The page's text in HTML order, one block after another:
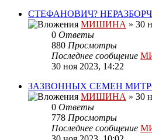
СТЕФАНОВИЧ?
МИШИНА » 30
0 Ответы
880 Просмотры
Последнее сообщение
30 ноя 2023, 14:22
ЗАЗВОННЫХ СЕМЕН
МИШИНА » 30
0 Ответы
778 Просмотры
Последнее сообщение